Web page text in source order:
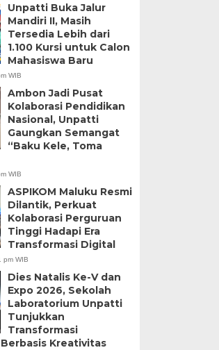
Unpatti Buka Jalur
Mandiri II, Masih
Tersedia Lebih dari
1.100 Kursi untuk Calon
Mahasiswa Baru
WIB
Ambon Jadi Pusat
Kolaborasi Pendidikan
Nasional, Unpatti
Gaungkan Semangat
“Baku Kele, Toma
WIB
ASPIKOM Maluku Resmi
Dilantik, Perkuat
Kolaborasi Perguruan
Tinggi Hadapi Era
Transformasi Digital
pm WIB
Dies Natalis Ke-V dan
Expo 2026, Sekolah
Laboratorium Unpatti
Tunjukkan
Transformasi
Kreativitas